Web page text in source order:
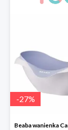
-27%